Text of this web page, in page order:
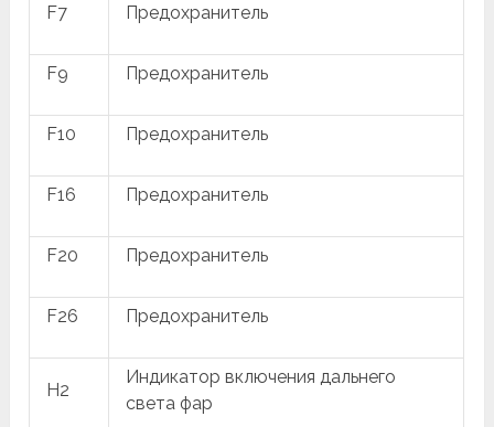
F7 Предохранитель
F9 Предохранитель
F10 Предохранитель
F16 Предохранитель
F20 Предохранитель
F26 Предохранитель
H2
Индикатор включения дальнего
света фар